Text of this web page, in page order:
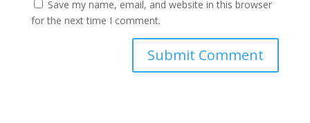
Save my name, email, and website in this browser
for the next time I comment.